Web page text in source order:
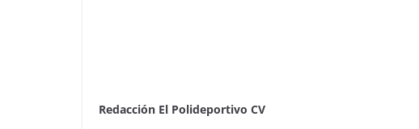
Redacción El Polideportivo CV